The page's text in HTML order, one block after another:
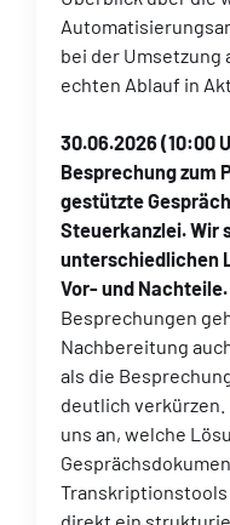
bei der Umsetzung
echten Ablauf in
30.06.2026(10:00
Besprechung zum
gestützte
Steuerkanzlei. Wir
unterschiedlichen
Vor- und
Besprechungen
Nachbereitung
als die
deutlich verkürzen.
uns an, welche
Transkriptionstools